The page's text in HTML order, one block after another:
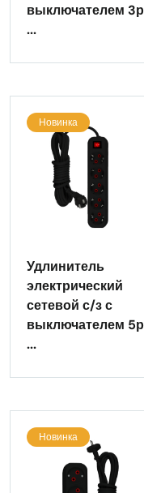
выключателем 3р
...
Новинка
Удлинитель
электрический
сетевой с/з с
выключателем 5р
...
Новинка